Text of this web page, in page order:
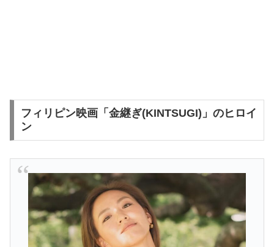
フィリピン映画「金継ぎ(KINTSUGI)」のヒロイ
ン